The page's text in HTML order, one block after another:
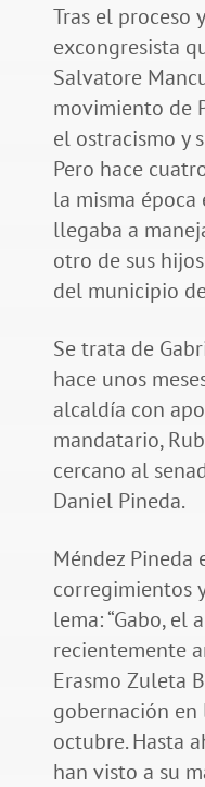
Tras el proceso
excongresista
Salvatore
movimiento de
el ostracismo y
Pero hace
la misma época
llegaba a
otro de sus
del municipio
Se trata de
hace unos
alcaldía con
mandatario,
cercano al
Daniel Pineda.
Méndez Pineda
corregimientos
lema: “Gabo, el
recientemente
Erasmo Zuleta
gobernación en
octubre. Hasta
han visto a su